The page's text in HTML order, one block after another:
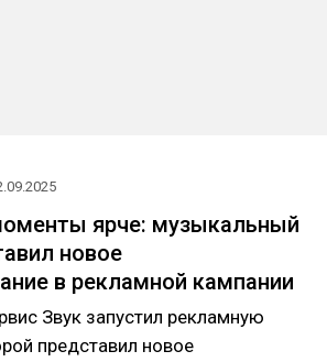
ярче: музыкальный
новое
в рекламной кампании
Звук запустил рекламную
представил новое